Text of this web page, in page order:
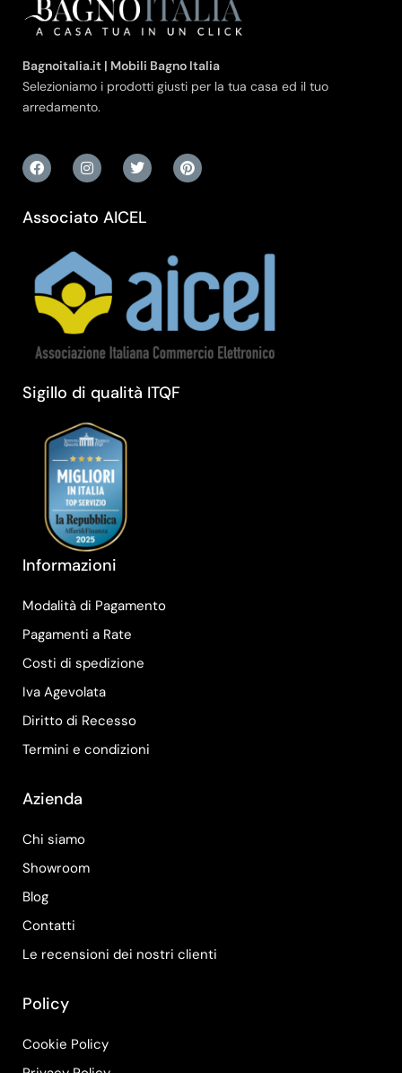
Bagnoitalia.it | Mobili Bagno Italia
Selezioniamo i prodotti giusti per la tua casa ed il tuo
arredamento.
Associato AICEL
Sigillo di qualità ITQF
Informazioni
Modalità di Pagamento
Pagamenti a Rate
Costi di spedizione
Iva Agevolata
Diritto di Recesso
Termini e condizioni
Azienda
Chi siamo
Showroom
Blog
Contatti
Le recensioni dei nostri clienti
Policy
Cookie Policy